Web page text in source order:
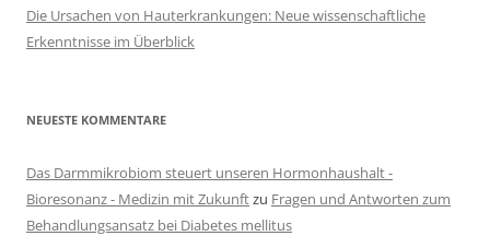
Die Ursachen von Hauterkrankungen: Neue wissenschaftliche
Erkenntnisse im Überblick
NEUESTE KOMMENTARE
Das Darmmikrobiom steuert unseren Hormonhaushalt -
Bioresonanz - Medizin mit Zukunftzu Fragen und Antworten zum
Behandlungsansatz bei Diabetes mellitus